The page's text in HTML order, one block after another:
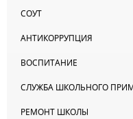
СОУТ
АНТИКОРРУПЦИЯ
ВОСПИТАНИЕ
СЛУЖБА ШКОЛЬНОГО
РЕМОНТ ШКОЛЫ